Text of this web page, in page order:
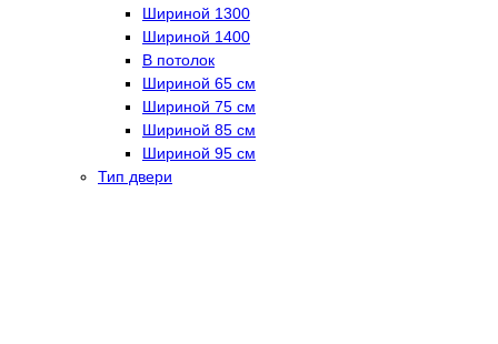
Шириной 1300
Шириной 1400
В потолок
Шириной 65 см
Шириной 75 см
Шириной 85 см
Шириной 95 см
Тип двери